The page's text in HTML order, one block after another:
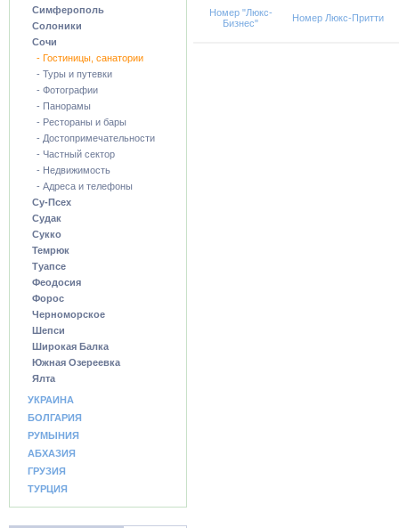
Симферополь
Солоники
Сочи
- Гостиницы, санатории
- Туры и путевки
- Фотографии
- Панорамы
- Рестораны и бары
- Достопримечательности
- Частный сектор
- Недвижимость
- Адреса и телефоны
Су-Псех
Судак
Сукко
Темрюк
Туапсе
Феодосия
Форос
Черноморское
Шепси
Широкая Балка
Южная Озереевка
Ялта
УКРАИНА
БОЛГАРИЯ
РУМЫНИЯ
АБХАЗИЯ
ГРУЗИЯ
ТУРЦИЯ
Номер "Люкс-
Бизнес"
Номер Люкс-Притти